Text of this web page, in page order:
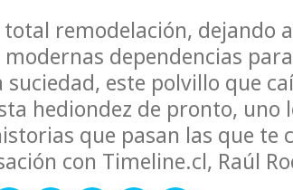
remodelación, dejando
dependencias
este polvillo que
hediondez de pronto, uno
que pasan las que te
con Timeline.cl, Raúl